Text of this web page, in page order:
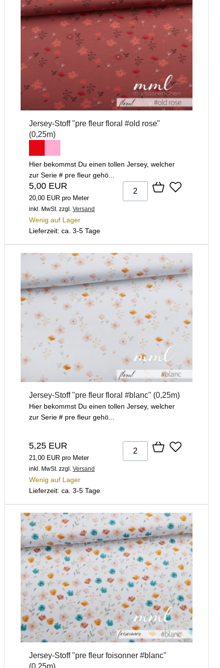
Jersey-Stoff "pre fleur floral #old rose"
(0,25m)
Hier bekommst Du einen tollen Jersey, welcher
zur Serie # pre fleur gehö...
5,00 EUR
20,00 EUR pro Meter
inkl. MwSt. zzgl. Versand
Wenig auf Lager
Lieferzeit: ca. 3-5 Tage
Jersey-Stoff "pre fleur floral #blanc" (0,25m)
Hier bekommst Du einen tollen Jersey, welcher
zur Serie # pre fleur gehö...
5,25 EUR
21,00 EUR pro Meter
inkl. MwSt. zzgl. Versand
Wenig auf Lager
Lieferzeit: ca. 3-5 Tage
Jersey-Stoff "pre fleur foisonner #blanc"
(0,25m)